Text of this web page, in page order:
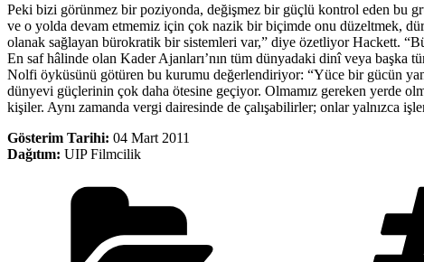
Peki bizi görünmez bir poziyonda, değişmez bir güçlü kontrol eden bu
ve o yolda devam etmemiz için çok nazik bir biçimde onu düzeltmek,
olanak sağlayan bürokratik bir sistemleri var,” diye özetliyor Hackett.
En saf hâlinde olan Kader Ajanları’nın tüm dünyadaki dinî veya
Nolfi öyküsünü götüren bu kurumu değerlendiriyor: “Yüce bir gücün
dünyevi güçlerinin çok daha ötesine geçiyor. Olmamız gereken yerde
kişiler. Aynı zamanda vergi dairesinde de çalışabilirler; onlar yalnızca
Gösterim Tarihi: 04 Mart 2011
Dağıtım: UIP Filmcilik